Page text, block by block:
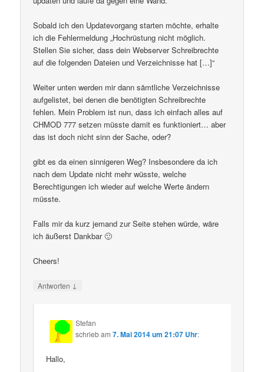
Sobald ich den Updatevorgang starten möchte, erhalte
ich die Fehlermeldung „Hochrüstung nicht möglich.
Stellen Sie sicher, dass dein Webserver Schreibrechte
auf die folgenden Dateien und Verzeichnisse hat […]“
Weiter unten werden mir dann sämtliche Verzeichnisse
aufgelistet, bei denen die benötigten Schreibrechte
fehlen. Mein Problem ist nun, dass ich einfach alles auf
CHMOD 777 setzen müsste damit es funktioniert… aber
das ist doch nicht sinn der Sache, oder?
gibt es da einen sinnigeren Weg? Insbesondere da ich
nach dem Update nicht mehr wüsste, welche
Berechtigungen ich wieder auf welche Werte ändern
müsste.
Falls mir da kurz jemand zur Seite stehen würde, wäre
ich äußerst Dankbar 🙂
Cheers!
Antworten ↓
Stefan
schriebam7. Mai 2014 um 21:07 Uhr:
Hallo,